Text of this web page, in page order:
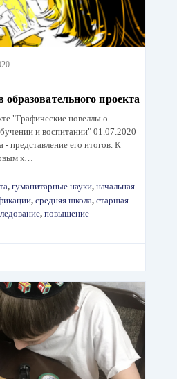
образовательного проекта
"Графические новеллы о
и воспитании" 01.07.2020
- представление его итогов. К
к…
, гуманитарные науки, начальная
, средняя школа, старшая
, повышение